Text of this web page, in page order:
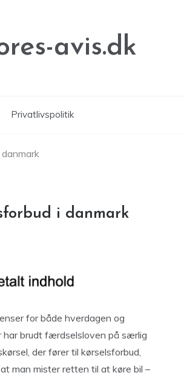
avis.dk
Privatlivspolitik
i danmark
for både hverdagen og
har brudt færdselsloven på særlig
der fører til kørselsforbud,
man mister retten til at køre bil –